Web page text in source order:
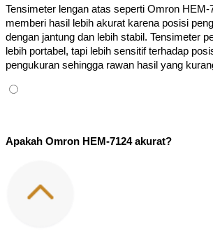
Tensimeter lengan atas seperti Omron
memberi hasil lebih akurat karena posisi
dengan jantung dan lebih stabil. Tensimeter
lebih portabel, tapi lebih sensitif terhadap
pengukuran sehingga rawan hasil yang
Apakah Omron HEM-7124 akurat?